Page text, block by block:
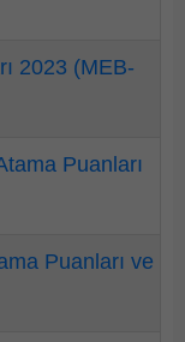
2023 (MEB-
Puanları
Puanları ve